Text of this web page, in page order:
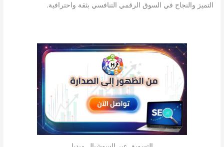
التميز والنجاح في السوق الرقمي التنافسي بثقة واحترافية.